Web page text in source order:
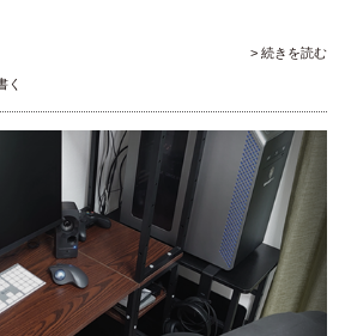
> 続きを読む
く